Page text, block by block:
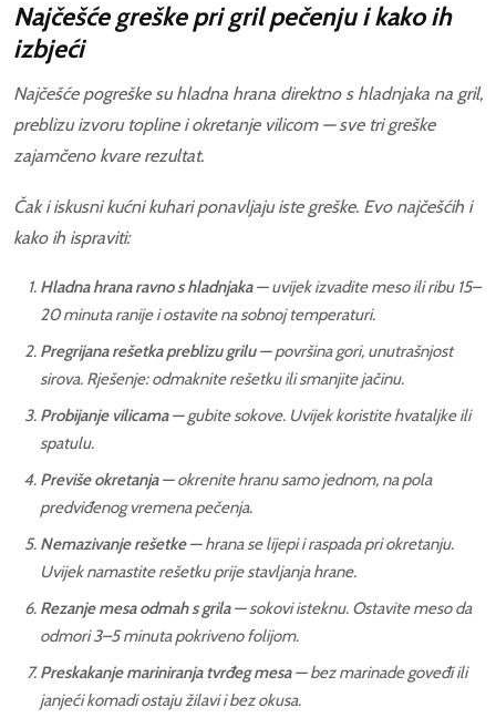
Najčešće greške pri gril pečenju i kako ih
izbjeći
Najčešće pogreške su hladna hrana direktno s hladnjaka na gril,
preblizu izvoru topline i okretanje vilicom — sve tri greške
zajamčeno kvare rezultat.
Čak i iskusni kućni kuhari ponavljaju iste greške. Evo najčešćih i
kako ih ispraviti:
Hladna hrana ravno s hladnjaka— uvijek izvadite meso ili ribu 15–
20 minuta ranije i ostavite na sobnoj temperaturi.
Pregrijana rešetka preblizu grilu— površina gori, unutrašnjost
sirova. Rješenje: odmaknite rešetku ili smanjite jačinu.
Probijanje vilicama— gubite sokove. Uvijek koristite hvataljke ili
spatulu.
Previše okretanja— okrenite hranu samo jednom, na pola
predviđenog vremena pečenja.
Nemazivanje rešetke— hrana se lijepi i raspada pri okretanju.
Uvijek namastite rešetku prije stavljanja hrane.
Rezanje mesa odmah s grila— sokovi isteknu. Ostavite meso da
odmori 3–5 minuta pokriveno folijom.
Preskakanje mariniranja tvrđeg mesa— bez marinade goveđi ili
janjeći komadi ostaju žilavi i bez okusa.